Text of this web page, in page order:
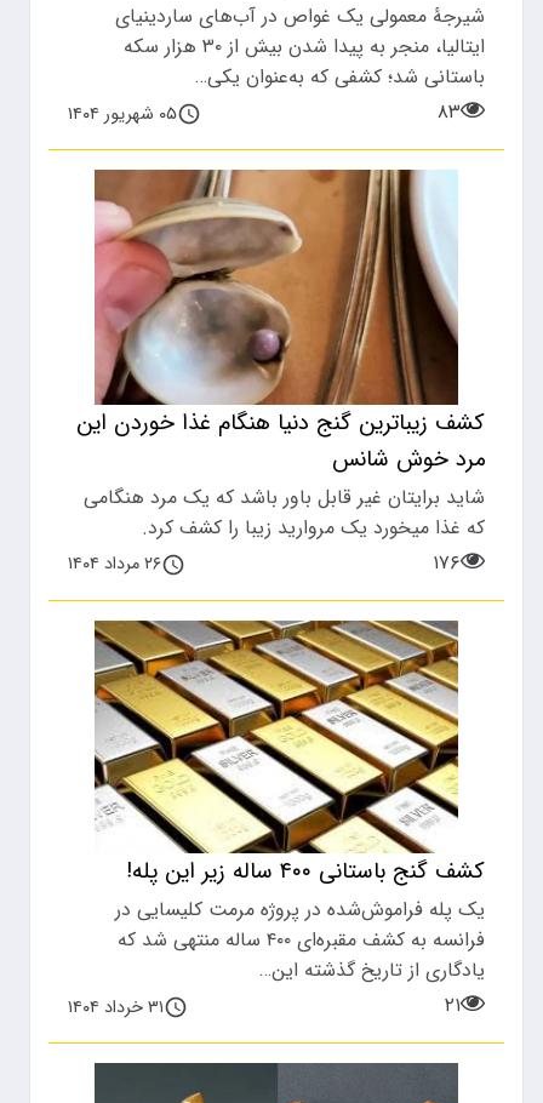
شیرجۀ معمولی یک غواص در آب‌های ساردینیای
ایتالیا، منجر به پیدا شدن بیش از ۳۰ هزار سکه
باستانی شد؛ کشفی که به‌عنوان یکی…
۸۳
۰۵ شهریور ۱۴۰۴
کشف زیباترین گنج دنیا هنگام غذا خوردن این
مرد خوش شانس
شاید برایتان غیر قابل باور باشد که یک مرد هنگامی
که غذا میخورد یک مروارید زیبا را کشف کرد.
۱۷۶
۲۶ مرداد ۱۴۰۴
کشف گنج باستانی ۴۰۰ ساله زیر این پله!
یک پله فراموش‌شده در پروژه مرمت کلیسایی در
فرانسه به کشف مقبره‌ای ۴۰۰ ساله منتهی شد که
یادگاری از تاریخ گذشته این…
۲۱
۳۱ خرداد ۱۴۰۴